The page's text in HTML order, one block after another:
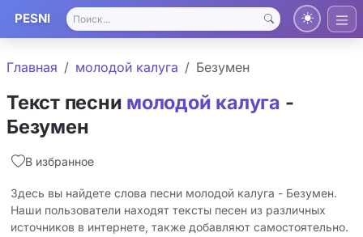
PESNI
Главная молодой калуга Безумен
Текст песни молодой калуга -
Безумен
В избранное
Здесь вы найдете слова песни молодой калуга - Безумен.
Наши пользователи находят тексты песен из различных
источников в интернете, также добавляют самостоятельно.